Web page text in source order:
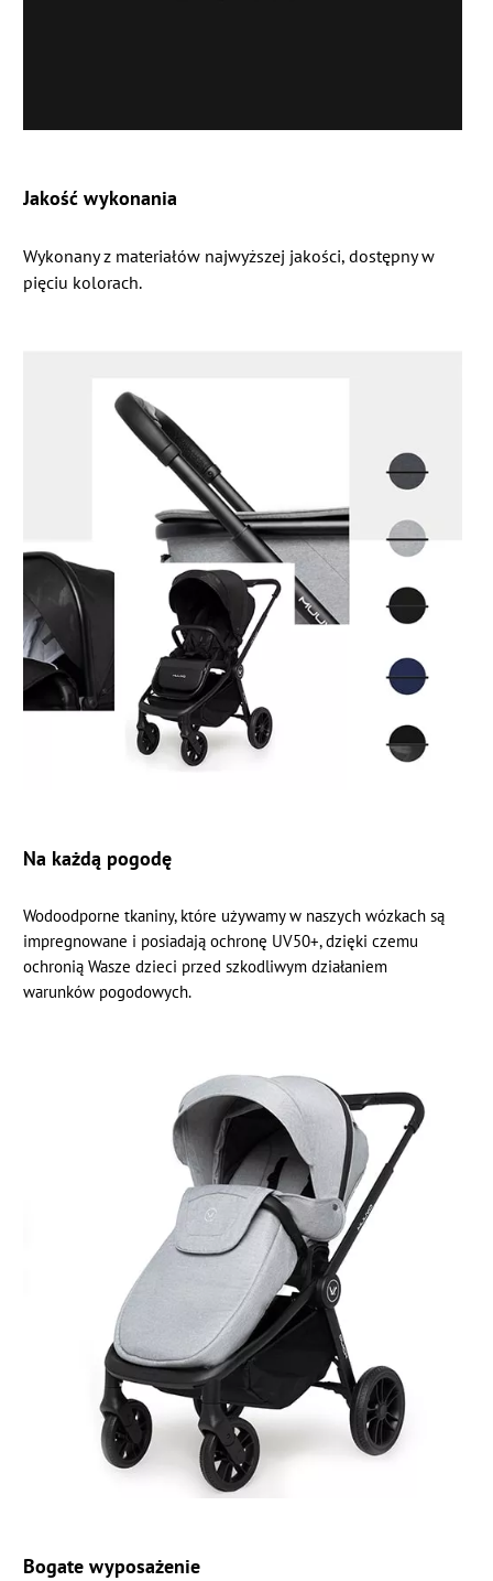
Jakość wykonania
Wykonany z materiałów najwyższej jakości, dostępny w
pięciu kolorach.
Na każdą pogodę
Wodoodporne tkaniny, które używamy w naszych wózkach są
impregnowane i posiadają ochronę UV50+, dzięki czemu
ochronią Wasze dzieci przed szkodliwym działaniem
warunków pogodowych.
Bogate wyposażenie